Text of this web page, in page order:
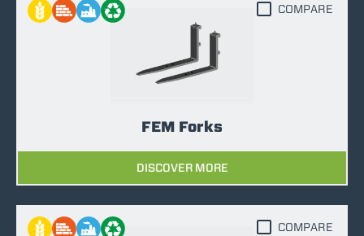
FEM Forks
DISCOVER MORE
COMPARE
COMPARE